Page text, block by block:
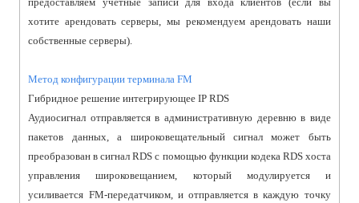
хотите арендовать серверы, мы рекомендуем арендовать наши
собственные серверы).
Метод конфигурации терминала FM
Гибридное решение интегрирующее IP RDS
Аудиосигнал отправляется в административную деревню в виде
пакетов данных, а широковещательный сигнал может быть
преобразован в сигнал RDS с помощью функции кодека RDS хоста
управления широковещанием, который модулируется и
усиливается FM-передатчиком, и отправляется в каждую точку